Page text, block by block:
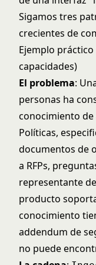
Sigamos tres
crecientes de
Ejemplo práctico
capacidades)
El problema:
personas ha
conocimiento de
Políticas,
documentos de
a RFPs,
representante
producto
conocimiento
addendum de
no puede